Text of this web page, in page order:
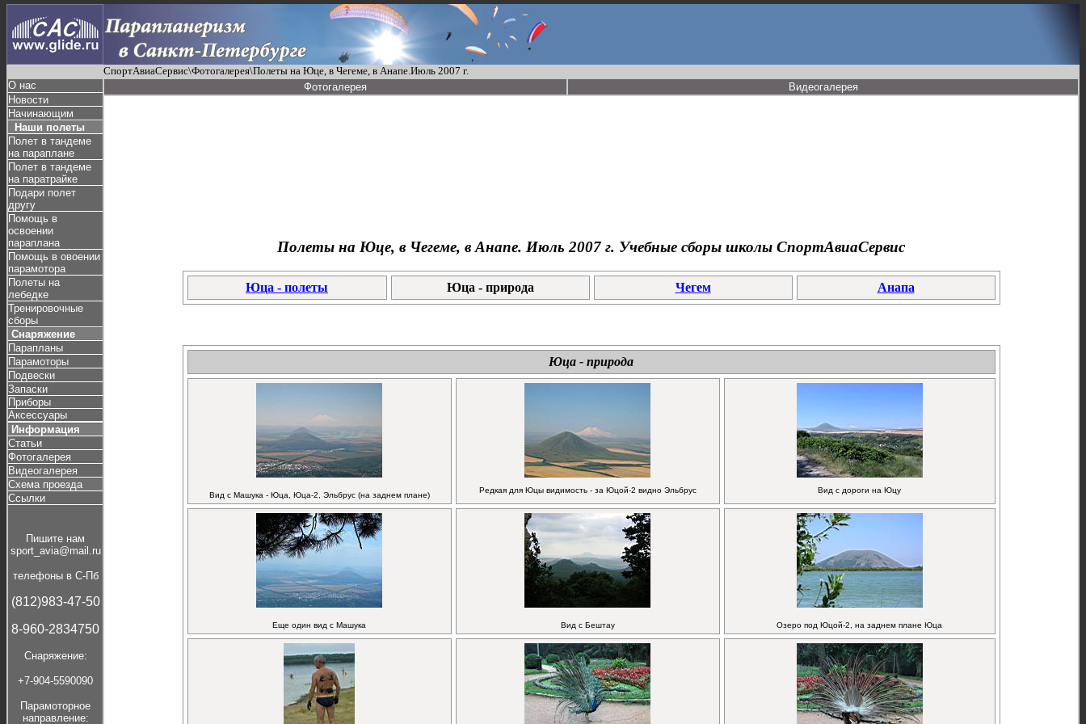
СпортАвиаСервис\Фотогалерея\Полеты на Юце, в Чегеме, в Анапе.Июль 2007 г.
О нас
Новости
Начинающим
Наши полеты
Полет в тандеме
на параплане
Полет в тандеме
на паратрайке
Подари полет
другу
Помощь в
освоении
параплана
Помощь в овоении
парамотора
Полеты на
лебедке
Тренировочные
сборы
Снаряжение
Парапланы
Парамоторы
Подвески
Запаски
Приборы
Аксессуары
Информация
Статьи
Фотогалерея
Видеогалерея
Схема проезда
Ссылки
Пишите нам
sport_avia@mail.ru
телефоны в С-Пб
(812)983-47-50
8-960-2834750
Cнаряжение:
+7-904-5590090
Парамоторное
направление:
Фотогалерея Видеогалерея
Полеты на Юце, в Чегеме, в Анапе. Июль 2007 г. Учебные сборы школы СпортАвиаСервис
Юца - полеты Юца - природа Чегем Анапа
Юца - природа
Вид с Машука - Юца, Юца-2, Эльбрус (на заднем плане)
Редкая для Юцы видимость - за Юцой-2 видно Эльбрус Вид с дороги на Юцу
Еще один вид с Машука Вид с Бештау Озеро под Юцой-2, на заднем плане Юца